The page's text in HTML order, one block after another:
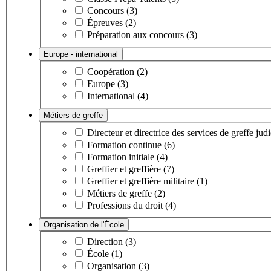
Concours (3)
Épreuves (2)
Préparation aux concours (3)
Europe - international
Coopération (2)
Europe (3)
International (4)
Métiers de greffe
Directeur et directrice des services de greffe
Formation continue (6)
Formation initiale (4)
Greffier et greffière (7)
Greffier et greffière militaire (1)
Métiers de greffe (2)
Professions du droit (4)
Organisation de l'École
Direction (3)
École (1)
Organisation (3)